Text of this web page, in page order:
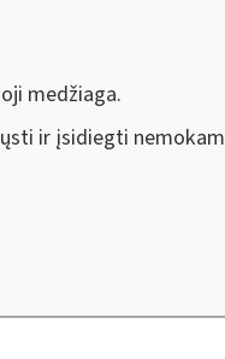
medžiaga.
ir įsidiegti